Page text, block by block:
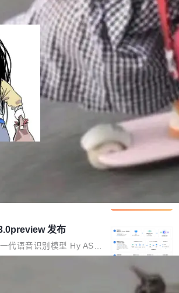
疗等对数据安全要求较...
是否被充分利用，以及持
优化。 深信服AI算力网关
，从Token治理和成本治
每一份算力都看得清、管
、更安全！ 一、从现在开
开的还有 Sanjay Ghema
号 23，Jeff Dean 二十多
和 Bigtable 的共同
大脑核心成员，Se
同发明人）以及 Oriol Vin
人，AlphaSta...
、记忆搜索增强
中文编码智能体，这一轮
记得住」三件事一次补
么 SolonCode 是杭州无
终端编码智能体——一位全
自主理解需求、规划步
型、不挑平台，curl 一行
：Gitee · GitCode · GitHu
（8~26）、macOS / Linu
PC。 # macOS / Linu
-fsSL https://solon.noea
度释放AI Coding
道（CodeArts）
术的作用与价值 在软件工
业核心知识资产的主要载
常包含数十万乃至数百万
次模型调用可承载的上下
的持续扩张与代码历史的
模块关系、接口契约、业
分散于数十乃至数百个文
的知识关联网络。传统的
词匹配、目录遍历）仅能
位，难以触及代码的语义
开发者使用代码智能体在
临显著"代码仓理解"瓶
务（以下简称" CodeBas
为云码道（CodeA...
小时，算法工程
为干私活
公布了一起案件：北京一
某，为了给自己接的私活腾
司AI游戏部门的全部核心
入职东城区某科技公司AI
厂背景。在公司内部架构
知全员将数据从A集群迁
复了"收到"。 他没有迁移
午4点，他使用此前登录
，输入了一条被程序员圈
——最高管理员权限、无
优化实践：KV ca
，吞吐量提升 4
强的大模型系列之一，但
：太吃显存了。月之暗面
GLM 都是长上下文、M
到让人上瘾，但 GPU 显
的 Workers AI 团队
理。他们在官方博客上发
发布
代语音识别模型 Hy ASR
一代大语言模型 Hy3 的